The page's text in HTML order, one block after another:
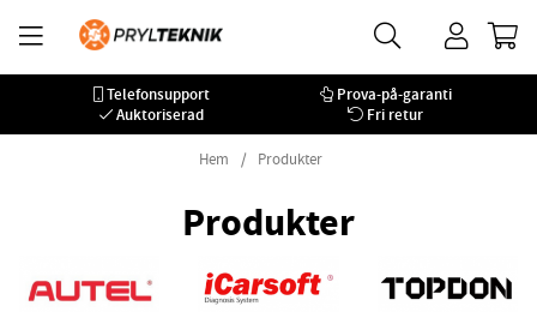
Telefonsupport
Prova-på-garanti
Auktoriserad
Fri retur
Hem Produkter
Produkter